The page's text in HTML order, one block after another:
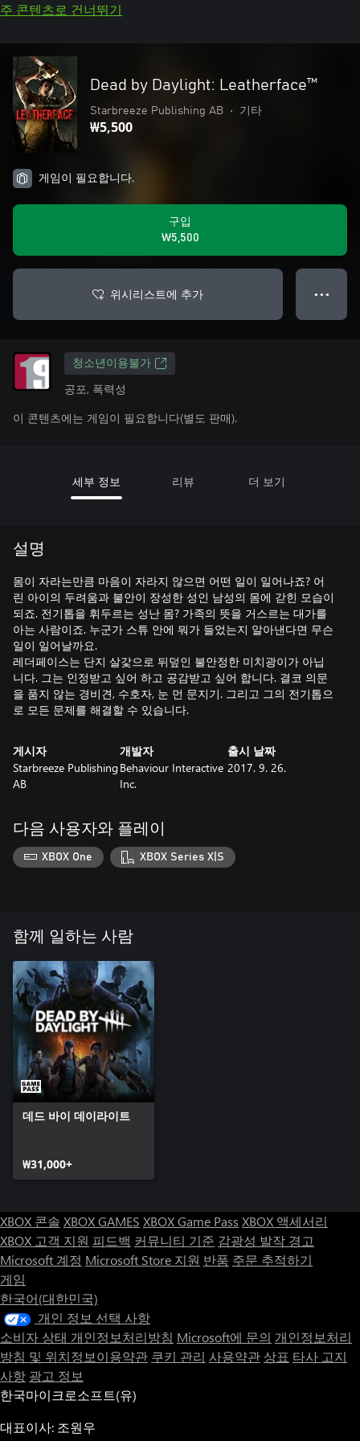
주 콘텐츠로 건너뛰기
Dead by Daylight: Leatherface™
Starbreeze Publishing AB • 기타
₩5,500
게임이 필요합니다.
구입
₩5,500
위시리스트에 추가 ● ● ●
청소년이용불가
공포, 폭력성
이 콘텐츠에는 게임이 필요합니다(별도 판매).
세부 정보 리뷰 더 보기
설명
몸이 자라는만큼 마음이 자라지 않으면 어떤 일이 일어나죠? 어
린 아이의 두려움과 불안이 장성한 성인 남성의 몸에 갇힌 모습이
되죠. 전기톱을 휘두르는 성난 몸? 가족의 뜻을 거스르는 대가를
아는 사람이죠. 누군가 스튜 안에 뭐가 들었는지 알아낸다면 무슨
일이 일어날까요.
레더페이스는 단지 살갗으로 뒤덮인 불안정한 미치광이가 아닙
니다. 그는 인정받고 싶어 하고 공감받고 싶어 합니다. 결코 의문
을 품지 않는 경비견, 수호자, 눈 먼 문지기. 그리고 그의 전기톱으
로 모든 문제를 해결할 수 있습니다.
게시자
Starbreeze Publishing
AB
개발자
Behaviour Interactive
Inc.
출시 날짜
2017. 9. 26.
다음 사용자와 플레이
XBOX One XBOX Series X|S
함께 일하는 사람
데드 바이 데이라이트
₩31,000+
XBOX 콘솔 XBOX GAMES XBOX Game Pass XBOX 액세서리
XBOX 고객 지원 피드백 커뮤니티 기준 감광성 발작 경고
Microsoft 계정 Microsoft Store 지원 반품 주문 추적하기
게임
한국어(대한민국)
개인 정보 선택 사항
소비자 상태 개인정보처리방침 Microsoft에 문의 개인정보처리
방침 및 위치정보이용약관 쿠키 관리 사용약관 상표 타사 고지
사항 광고 정보
한국마이크로소프트(유)
대표이사: 조원우